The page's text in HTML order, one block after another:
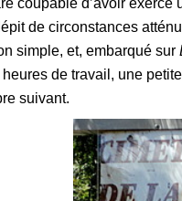
de circonstances
simple, et, embarqué sur
de travail, une
suivant.